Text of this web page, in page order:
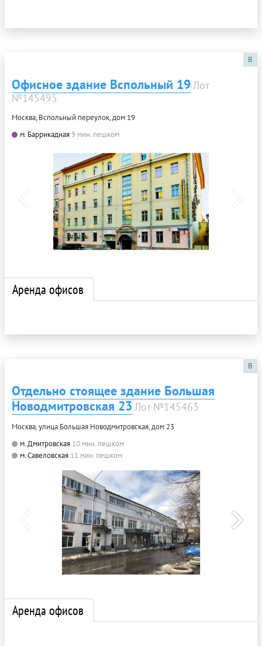
B
Офисное здание Вспольный 19Лот
№145495
Москва, Вспольный переулок, дом 19
м. Баррикадная9 мин. пешком
Аренда офисов
B
Отдельно стоящее здание Большая
Новодмитровская 23 Лот №145463
Москва, улица Большая Новодмитровская, дом 23
м. Дмитровская 10 мин. пешком
м. Савеловская 11 мин. пешком
Аренда офисов